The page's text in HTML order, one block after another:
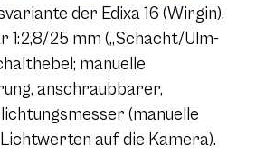
der Edixa 16 (Wirgin).
1:2,8/25 mm („Schacht/Ulm-
manuelle
anschraubbarer,
(manuelle
auf die Kamera).